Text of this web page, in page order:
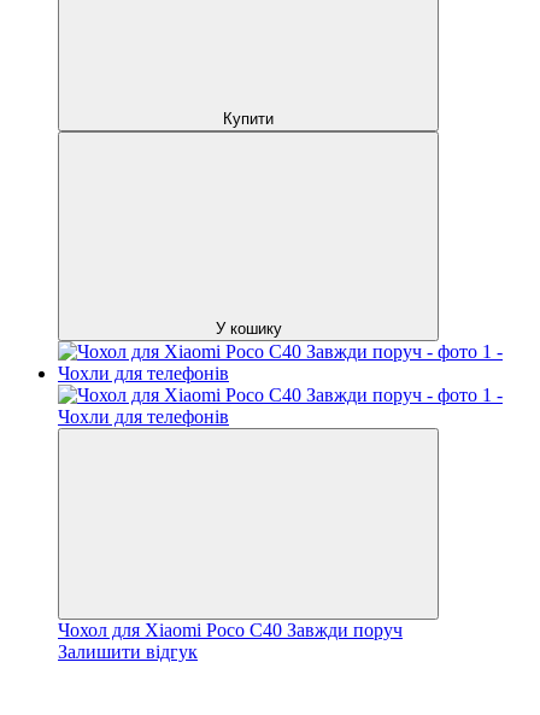
Купити
У кошику
Чохол для Xiaomi Poco C40 Завжди поруч
Залишити відгук